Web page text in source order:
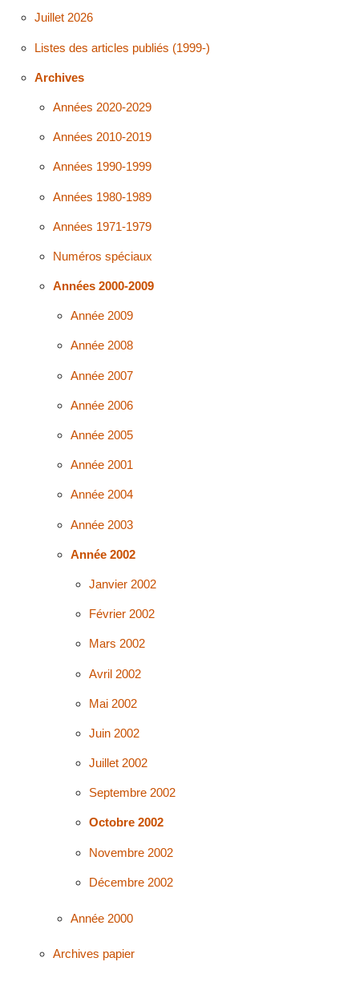
Juillet 2026
Listes des articles publiés (1999-)
Archives
Années 2020-2029
Années 2010-2019
Années 1990-1999
Années 1980-1989
Années 1971-1979
Numéros spéciaux
Années 2000-2009
Année 2009
Année 2008
Année 2007
Année 2006
Année 2005
Année 2001
Année 2004
Année 2003
Année 2002
Janvier 2002
Février 2002
Mars 2002
Avril 2002
Mai 2002
Juin 2002
Juillet 2002
Septembre 2002
Octobre 2002
Novembre 2002
Décembre 2002
Année 2000
Archives papier